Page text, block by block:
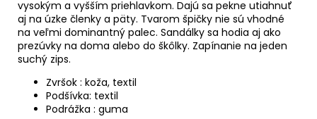
vysokým a vyšším priehlavkom. Dajú sa pekne utiahnuť
aj na úzke členky a päty. Tvarom špičky nie sú vhodné
na veľmi dominantný palec. Sandálky sa hodia aj ako
prezúvky na doma alebo do škôlky. Zapínanie na jeden
suchý zips.
Zvršok : koža, textil
Podšívka: textil
Podrážka : guma